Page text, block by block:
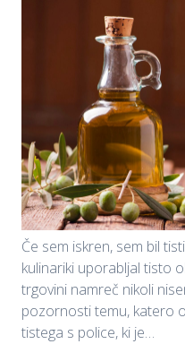
Če sem iskren, sem bil
kulinariki uporabljal tisto
trgovini namreč nikoli
pozornosti temu, katero
tistega s police, ki je…